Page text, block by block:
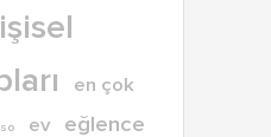
en çok
ev eğlence